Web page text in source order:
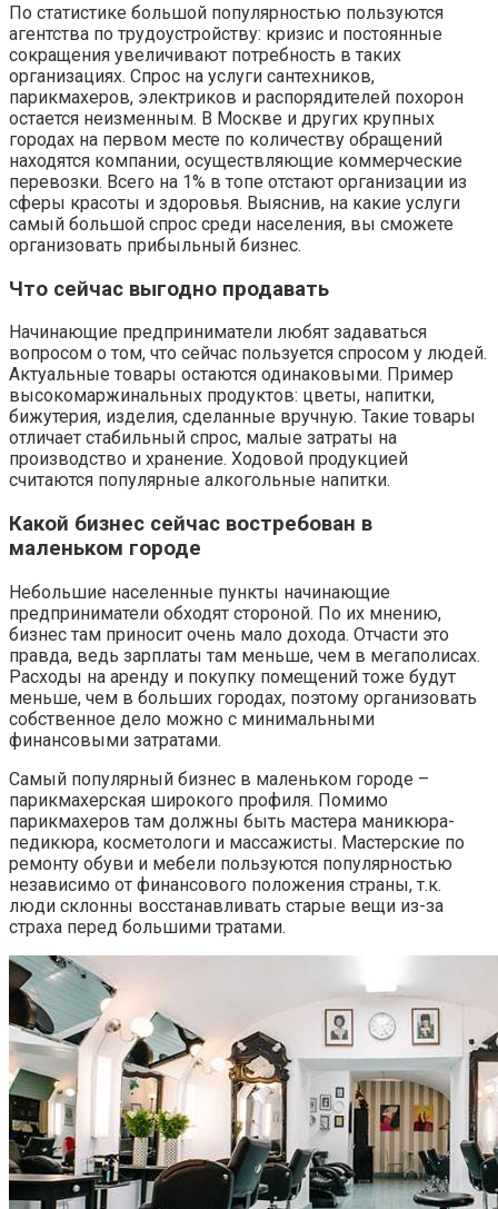
По статистике большой популярностью пользуются
агентства по трудоустройству: кризис и постоянные
сокращения увеличивают потребность в таких
организациях. Спрос на услуги сантехников,
парикмахеров, электриков и распорядителей похорон
остается неизменным. В Москве и других крупных
городах на первом месте по количеству обращений
находятся компании, осуществляющие коммерческие
перевозки. Всего на 1% в топе отстают организации из
сферы красоты и здоровья. Выяснив, на какие услуги
самый большой спрос среди населения, вы сможете
организовать прибыльный бизнес.
Что сейчас выгодно продавать
Начинающие предприниматели любят задаваться
вопросом о том, что сейчас пользуется спросом у людей.
Актуальные товары остаются одинаковыми. Пример
высокомаржинальных продуктов: цветы, напитки,
бижутерия, изделия, сделанные вручную. Такие товары
отличает стабильный спрос, малые затраты на
производство и хранение. Ходовой продукцией
считаются популярные алкогольные напитки.
Какой бизнес сейчас востребован в
маленьком городе
Небольшие населенные пункты начинающие
предприниматели обходят стороной. По их мнению,
бизнес там приносит очень мало дохода. Отчасти это
правда, ведь зарплаты там меньше, чем в мегаполисах.
Расходы на аренду и покупку помещений тоже будут
меньше, чем в больших городах, поэтому организовать
собственное дело можно с минимальными
финансовыми затратами.
Самый популярный бизнес в маленьком городе –
парикмахерская широкого профиля. Помимо
парикмахеров там должны быть мастера маникюра-
педикюра, косметологи и массажисты. Мастерские по
ремонту обуви и мебели пользуются популярностью
независимо от финансового положения страны, т.к.
люди склонны восстанавливать старые вещи из-за
страха перед большими тратами.